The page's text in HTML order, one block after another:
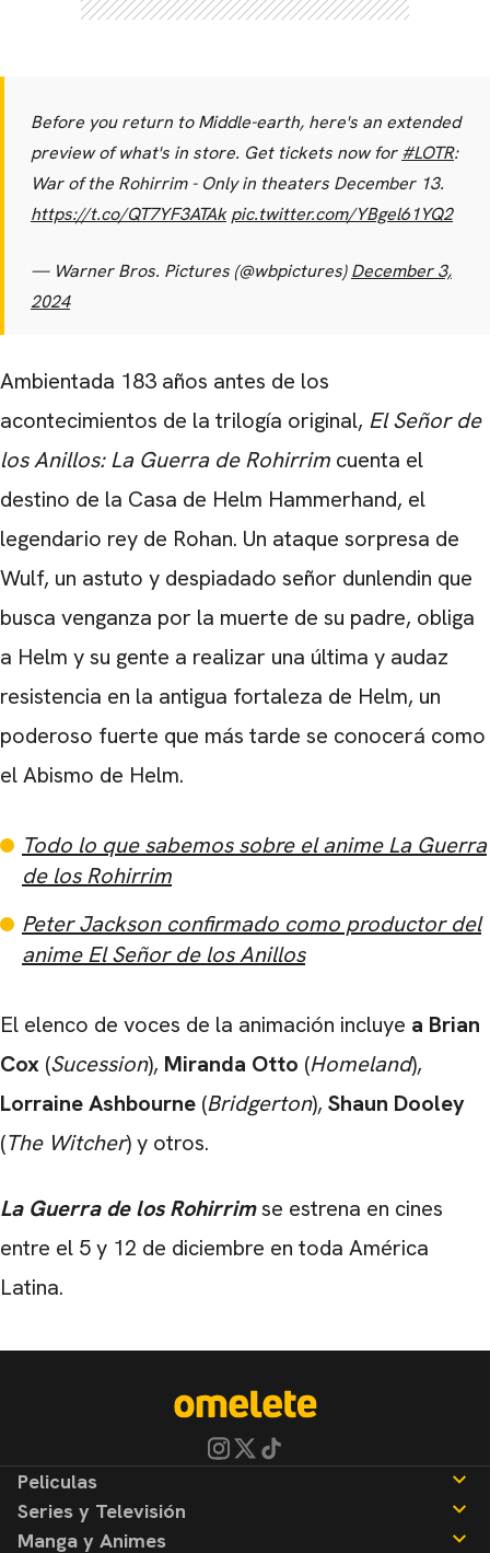
Before you return to Middle-earth, here's an extended
preview of what's in store. Get tickets now for#LOTR:
War of the Rohirrim - Only in theaters December 13.
https://t.co/QT7YF3ATAk pic.twitter.com/YBgel61YQ2
— Warner Bros. Pictures (@wbpictures)December 3,
2024
Ambientada 183 años antes de los
acontecimientos de la trilogía original, El Señor de
los Anillos: La Guerra de Rohirrim cuenta el
destino de la Casa de Helm Hammerhand, el
legendario rey de Rohan. Un ataque sorpresa de
Wulf, un astuto y despiadado señor dunlendin que
busca venganza por la muerte de su padre, obliga
a Helm y su gente a realizar una última y audaz
resistencia en la antigua fortaleza de Helm, un
poderoso fuerte que más tarde se conocerá como
el Abismo de Helm.
Todo lo que sabemos sobre el anime La Guerra
de los Rohirrim
Peter Jackson confirmado como productor del
anime El Señor de los Anillos
El elenco de voces de la animación incluye a Brian
Cox (Sucession), Miranda Otto (Homeland),
Lorraine Ashbourne (Bridgerton), Shaun Dooley
(The Witcher) y otros.
La Guerra de los Rohirrimse estrena en cines
entre el 5 y 12 de diciembre en toda América
Latina.
CARREGANDO PUBLICIDADE
Peliculas
Noticias
Reseñas
Series y Televisión
Manga y Animes